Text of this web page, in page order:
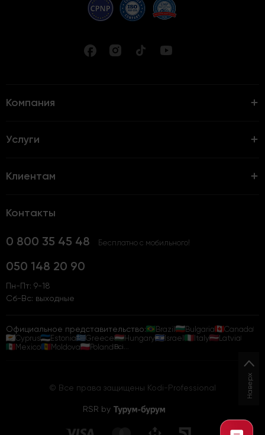
Компания
Услуги
Клиентам
Контакты
0 800 35 45 48 Бесплатно с мобильного!
050 148 20 90
Пн-Пт: 9-18
Сб-Вс: выходные
Официальное представительство: Brazil Bulgaria
Canada
Cyprus
Estonia Greece Hungary Israel Italy
Latvia
Mexico
Moldova PolandВсі...
© Все права защищены Kodi-Professional
RSR by
Наверх